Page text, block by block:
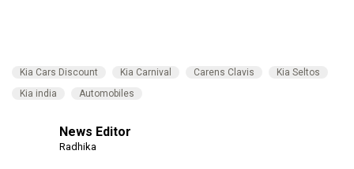
Kia Cars Discount Kia Carnival Carens Clavis
Kia Seltos
Kia india
Automobiles
News Editor
Radhika